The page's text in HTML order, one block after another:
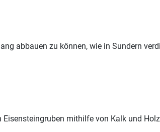
abbauen zu können, wie in Sundern
mithilfe von Kalk und